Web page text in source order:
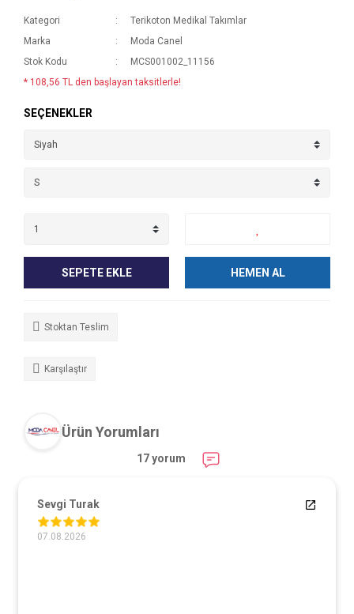
Kategori
Terikoton Medikal Takımlar
Marka
Moda Canel
Stok Kodu
MCS001002_11156
* 108,56 TL den başlayan taksitlerle!
SEÇENEKLER
SEPETE EKLE HEMEN AL
Stoktan Teslim
Karşılaştır
Ürün Yorumları
17 yorum
Sevgi Turak
07.08.2026